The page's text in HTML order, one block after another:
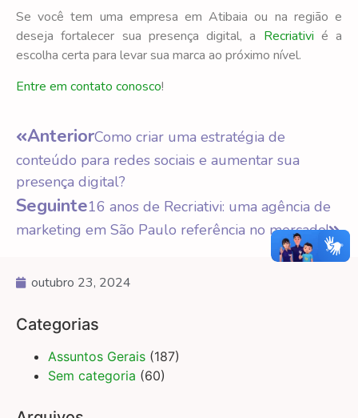
Se você tem uma empresa em Atibaia ou na região e
deseja fortalecer sua presença digital, a Recriativi é a
escolha certa para levar sua marca ao próximo nível.
Entre em contato conosco!
AnteriorComo criar uma estratégia de
conteúdo para redes sociais e aumentar sua
presença digital?
Seguinte16 anos de Recriativi: uma agência de
marketing em São Paulo referência no mercado!
outubro 23, 2024
Categorias
Assuntos Gerais (187)
Sem categoria (60)